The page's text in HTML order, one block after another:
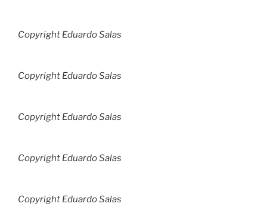
Copyright Eduardo Salas
Copyright Eduardo Salas
Copyright Eduardo Salas
Copyright Eduardo Salas
Copyright Eduardo Salas